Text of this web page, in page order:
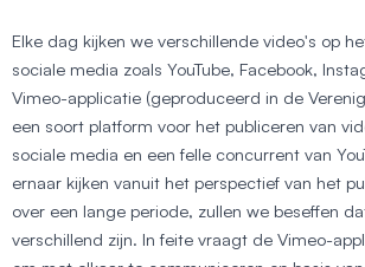
Elke dag kijken we verschillende video's op
sociale media zoals YouTube, Facebook,
Vimeo-applicatie (geproduceerd in de
een soort platform voor het publiceren van
sociale media en een felle concurrent van
ernaar kijken vanuit het perspectief van het
over een lange periode, zullen we beseffen
verschillend zijn. In feite vraagt de Vimeo-